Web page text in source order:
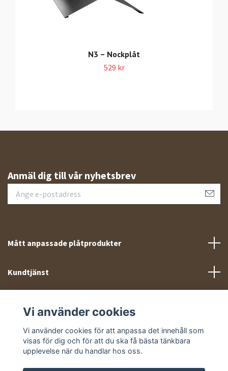
N3 – Nockplåt
529 kr
Anmäl dig till vår nyhetsbrev
Mått anpassade plåtprodukter
Kundtjänst
Sociala medier
Vi använder cookies
Vi använder cookies för att anpassa det innehåll som
visas för dig och för att du ska få bästa tänkbara
upplevelse när du handlar hos oss.